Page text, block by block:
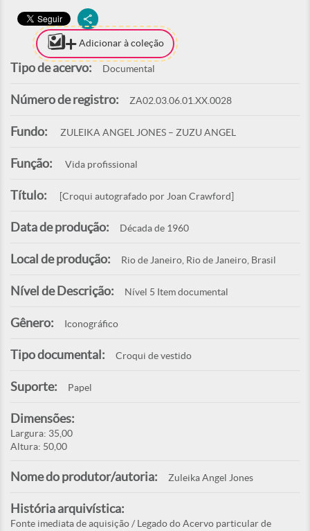
Adicionar à coleção
Tipo de acervo: Documental
Número de registro: ZA02.03.06.01.XX.0028
Fundo: ZULEIKA ANGEL JONES – ZUZU ANGEL
Função: Vida profissional
Título: [Croqui autografado por Joan Crawford]
Data de produção: Década de 1960
Local de produção: Rio de Janeiro, Rio de Janeiro, Brasil
Nível de Descrição: Nível 5 Item documental
Gênero: Iconográfico
Tipo documental: Croqui de vestido
Suporte: Papel
Dimensões:
Largura: 35,00
Altura: 50,00
Nome do produtor/autoria: Zuleika Angel Jones
História arquivística:
Fonte imediata de aquisição / Legado do Acervo particular de